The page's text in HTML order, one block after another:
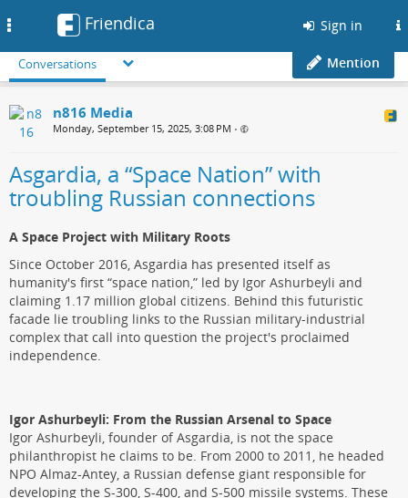
Friendica Sign in
Conversations Mention
n816 Media
Monday, September 15, 2025, 3:08 PM •
Asgardia, a “Space Nation” with
troubling Russian connections
A Space Project with Military Roots
Since October 2016, Asgardia has presented itself as
humanity's first “space nation,” led by Igor Ashurbeyli and
claiming 1.17 million global citizens. Behind this futuristic
facade lie troubling links to the Russian military-industrial
complex that call into question the project's proclaimed
independence.
Igor Ashurbeyli: From the Russian Arsenal to Space
Igor Ashurbeyli, founder of Asgardia, is not the space
philanthropist he claims to be. From 2000 to 2011, he headed
NPO Almaz-Antey, a Russian defense giant responsible for
developing the S-300, S-400, and S-500 missile systems. These